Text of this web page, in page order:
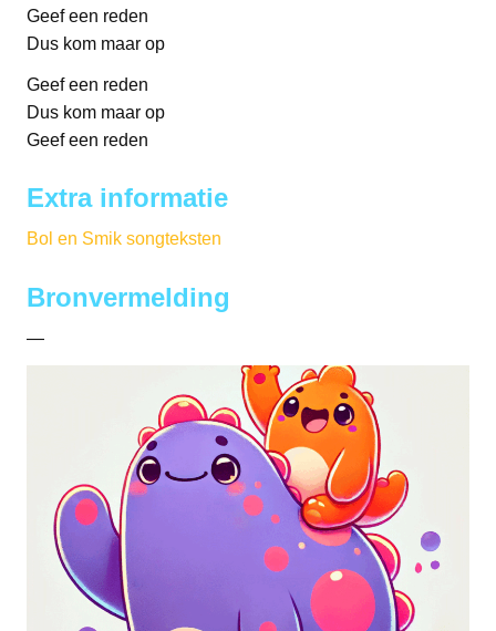
Geef een reden
Dus kom maar op
Geef een reden
Dus kom maar op
Geef een reden
Extra informatie
Bol en Smik songteksten
Bronvermelding
—